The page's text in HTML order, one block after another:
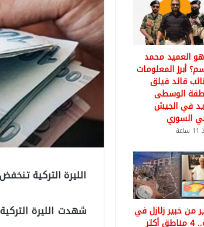
الليرة التركية تنخفض..
العميد محمد
أبرز المعلومات
قائد فيلق
الوسطى
في الجيش
السوري
من خبير زلازل في
أضنة.. 4 مناطق أكثر